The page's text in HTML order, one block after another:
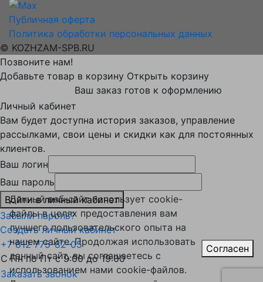
Публичная оферта
Политика обработки персональных данных
© KOZHZAM-SPB.RU
Позвоните нам!
Добавьте товар в корзину Открыть корзину
Ваш заказ готов к оформлению
Личный кабинет
Вам будет доступна история заказов, управление
рассылками, свои цены и скидки как для постоянных
клиентов.
Ваш логин
Ваш пароль
Войти в личный кабинет
Забыли пароль?
Создать личный кабинет
+7 812 775-82-05
С Пн по Пт с 9:00 до 19:00
Заказать звонок
Данный веб-сайт использует cookie-
файлы в целях предоставления вам
лучшего пользовательского опыта на
нашем сайте. Продолжая использовать
данный сайт, вы соглашаетесь с
использованием нами cookie-файлов.
Согласен